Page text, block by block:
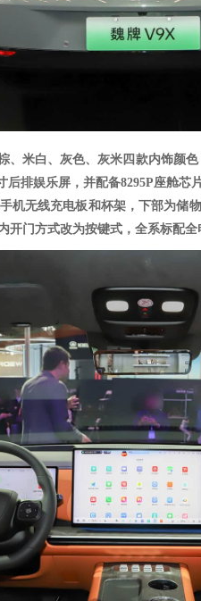
、米白、灰色、灰米四款内饰颜色
后排娱乐屏，并配备8295P座舱芯
机无线充电板和杯架，下部为储
开门方式改为按键式， 全系标配全